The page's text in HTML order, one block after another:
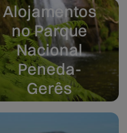
Alojamentos
no Parque
Nacional
Peneda-
Gerês